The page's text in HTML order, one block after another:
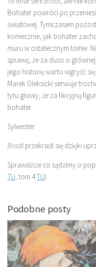
Bohater powróci po
światowej. Tymczasem
koniecznie, jak bohater
muru w ostatecznym tomie.
sprawę, że za dużo o
jego historię warto wgryźć
Marek Oleksicki serwuje
tyłu głowy, że za fikcyjną
bohater.
Sylwester
Bradlprzekradł się dzięki
Sprawdźcie co sądzimy o
TU, tom 4TU).
Podobne posty